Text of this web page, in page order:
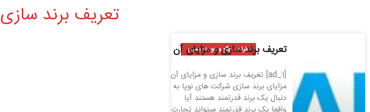
تعریف برند سازی
طراحی لوگو و هویت بصری
تعریف برند سازی و مزایای آن
[ad_1] تعریف برند سازی و مزایای آن
مزایای برند سازی شرکت های نوپا به
دنبال یک برند قدرتمند هستند آیا